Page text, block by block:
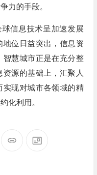
力的手段。
信息技术呈加速发展
地位日益突出，信息资
智慧城市正是在充分整
源的基础上，汇聚人
实现对城市各领域的精
化利用。